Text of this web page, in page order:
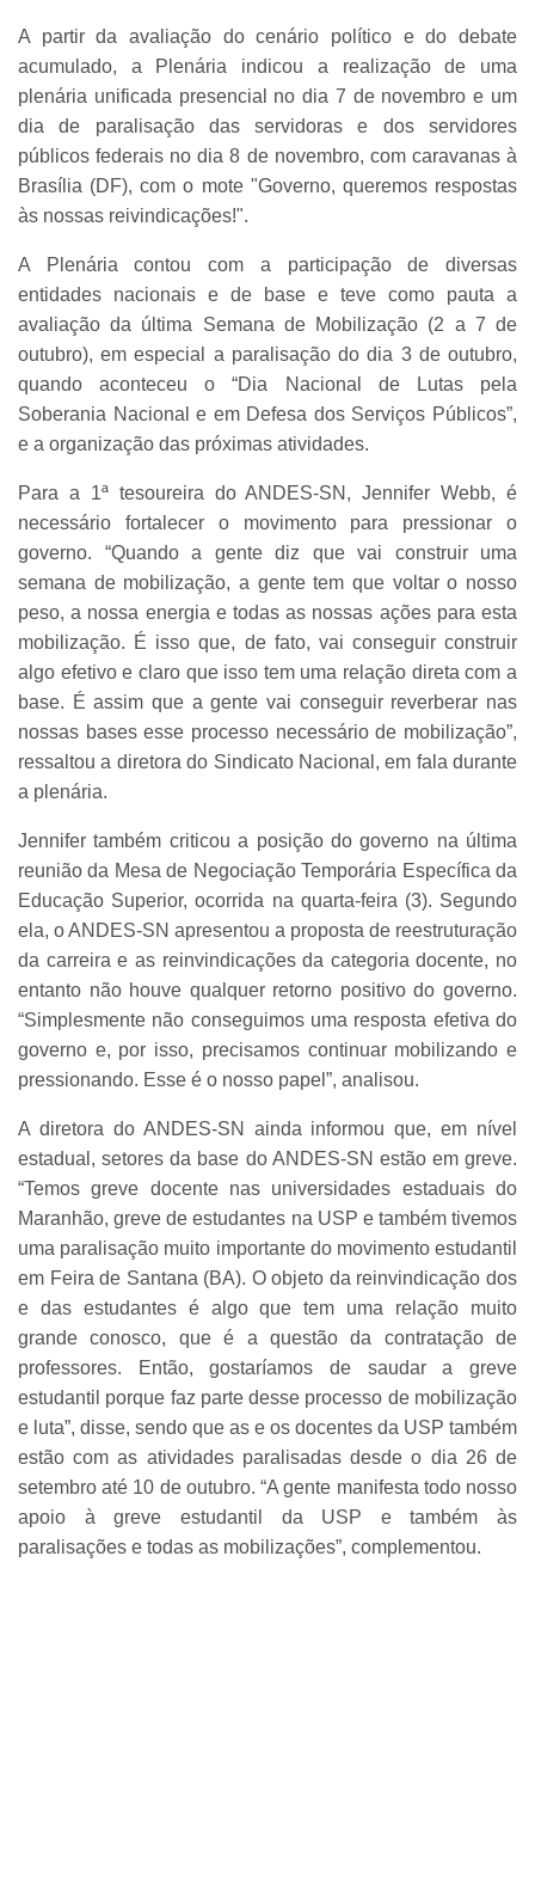
A partir da avaliação do cenário político e do debate
acumulado, a Plenária indicou a realização de uma
plenária unificada presencial no dia 7 de novembro e um
dia de paralisação das servidoras e dos servidores
públicos federais no dia 8 de novembro, com caravanas à
Brasília (DF), com o mote "Governo, queremos respostas
às nossas reivindicações!".
A Plenária contou com a participação de diversas
entidades nacionais e de base e teve como pauta a
avaliação da última Semana de Mobilização (2 a 7 de
outubro), em especial a paralisação do dia 3 de outubro,
quando aconteceu o “Dia Nacional de Lutas pela
Soberania Nacional e em Defesa dos Serviços Públicos”,
e a organização das próximas atividades.
Para a 1ª tesoureira do ANDES-SN, Jennifer Webb, é
necessário fortalecer o movimento para pressionar o
governo. “Quando a gente diz que vai construir uma
semana de mobilização, a gente tem que voltar o nosso
peso, a nossa energia e todas as nossas ações para esta
mobilização. É isso que, de fato, vai conseguir construir
algo efetivo e claro que isso tem uma relação direta com a
base. É assim que a gente vai conseguir reverberar nas
nossas bases esse processo necessário de mobilização”,
ressaltou a diretora do Sindicato Nacional, em fala durante
a plenária.
Jennifer também criticou a posição do governo na última
reunião da Mesa de Negociação Temporária Específica da
Educação Superior, ocorrida na quarta-feira (3). Segundo
ela, o ANDES-SN apresentou a proposta de reestruturação
da carreira e as reinvindicações da categoria docente, no
entanto não houve qualquer retorno positivo do governo.
“Simplesmente não conseguimos uma resposta efetiva do
governo e, por isso, precisamos continuar mobilizando e
pressionando. Esse é o nosso papel”, analisou.
A diretora do ANDES-SN ainda informou que, em nível
estadual, setores da base do ANDES-SN estão em greve.
“Temos greve docente nas universidades estaduais do
Maranhão, greve de estudantes na USP e também tivemos
uma paralisação muito importante do movimento estudantil
em Feira de Santana (BA). O objeto da reinvindicação dos
e das estudantes é algo que tem uma relação muito
grande conosco, que é a questão da contratação de
professores. Então, gostaríamos de saudar a greve
estudantil porque faz parte desse processo de mobilização
e luta”, disse, sendo que as e os docentes da USP também
estão com as atividades paralisadas desde o dia 26 de
setembro até 10 de outubro. “A gente manifesta todo nosso
apoio à greve estudantil da USP e também às
paralisações e todas as mobilizações”, complementou.